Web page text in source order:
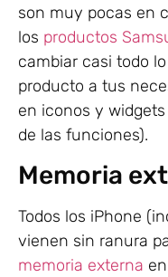
son muy pocas en
los productos
cambiar casi todo
producto a tus
en iconos y
de las funciones).
Memoria
Todos los iPhone
vienen sin ranura
memoria externa